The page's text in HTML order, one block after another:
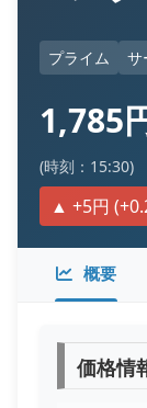
プライム サ
1,785
(時刻：15:30)
▲ +5円
概要
価格情